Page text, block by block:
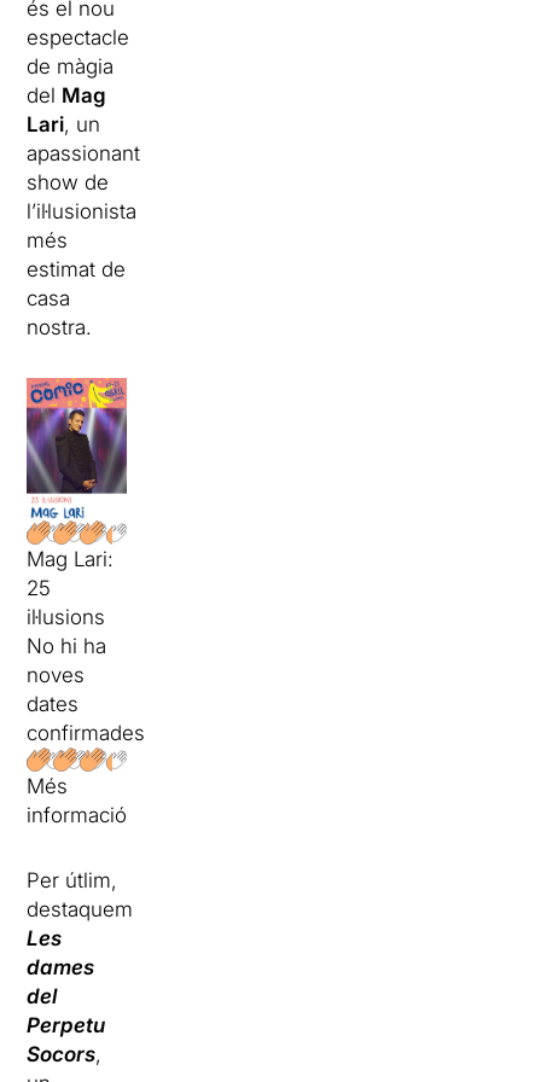
és el nou
espectacle
de màgia
del Mag
Lari, un
apassionant
show de
l’il·lusionista
més
estimat de
casa
nostra.
Mag Lari:
25
il·lusions
No hi ha
noves
dates
confirmades
Més
informació
Per útlim,
destaquem
Les
dames
del
Perpetu
Socors,